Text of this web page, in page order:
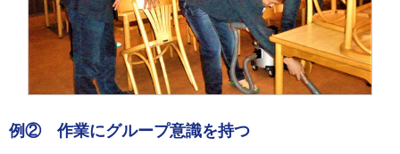
例② 作業にグループ意識を持つ